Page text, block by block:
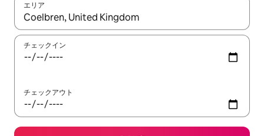
エリア
検索結果が表示されたら、上下の矢印キーを使って移動するか
チェックイン
チェックアウト